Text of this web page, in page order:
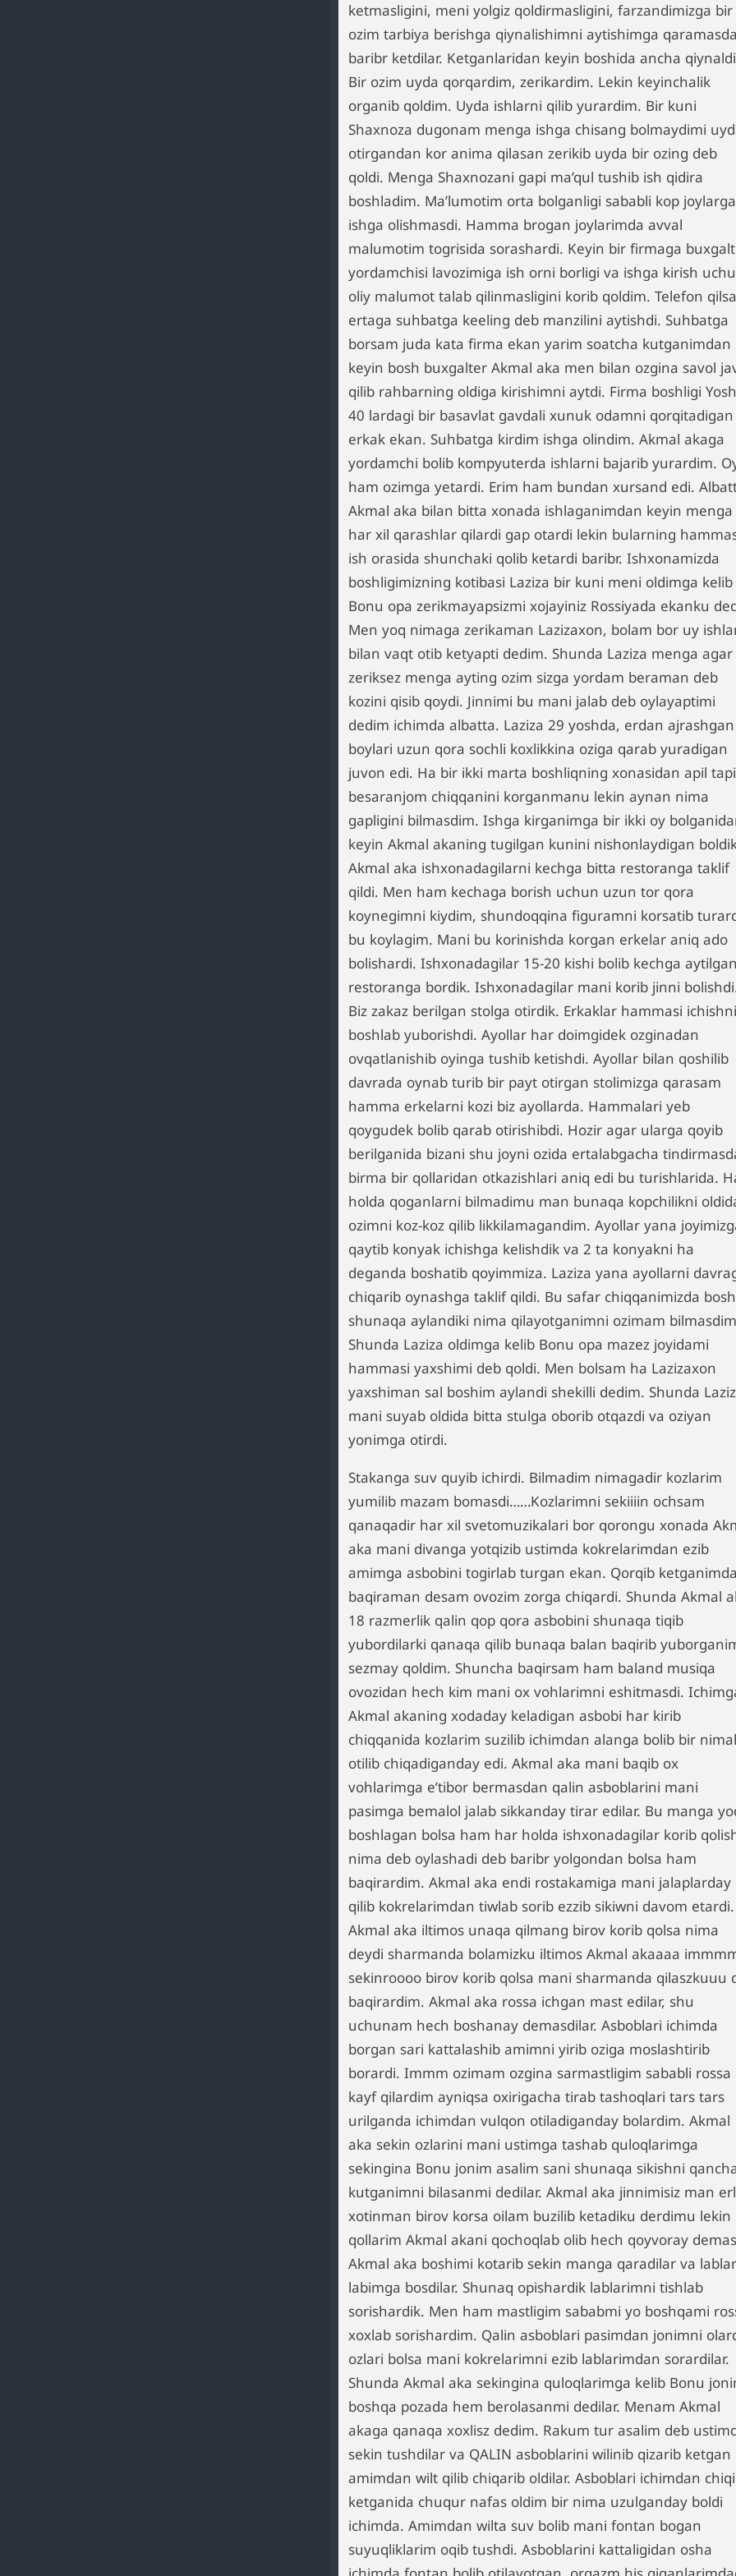
ketmasligini, meni yolgiz qoldirmasligini, farzandimizga bir
ozim tarbiya berishga qiynalishimni aytishimga
baribr ketdilar. Ketganlaridan keyin boshida ancha
Bir ozim uyda qorqardim, zerikardim. Lekin keyinchalik
organib qoldim. Uyda ishlarni qilib yurardim. Bir kuni
Shaxnoza dugonam menga ishga chisang bolmaydimi
otirgandan kor anima qilasan zerikib uyda bir ozing deb
qoldi. Menga Shaxnozani gapi ma’qul tushib ish qidira
boshladim. Ma’lumotim orta bolganligi sababli kop joylarga
ishga olishmasdi. Hamma brogan joylarimda avval
malumotim togrisida sorashardi. Keyin bir firmaga
yordamchisi lavozimiga ish orni borligi va ishga kirish
oliy malumot talab qilinmasligini korib qoldim. Telefon
ertaga suhbatga keeling deb manzilini aytishdi. Suhbatga
borsam juda kata firma ekan yarim soatcha kutganimdan
keyin bosh buxgalter Akmal aka men bilan ozgina savol
qilib rahbarning oldiga kirishimni aytdi. Firma boshligi
40 lardagi bir basavlat gavdali xunuk odamni qorqitadigan
erkak ekan. Suhbatga kirdim ishga olindim. Akmal akaga
yordamchi bolib kompyuterda ishlarni bajarib yurardim.
ham ozimga yetardi. Erim ham bundan xursand edi.
Akmal aka bilan bitta xonada ishlaganimdan keyin menga
har xil qarashlar qilardi gap otardi lekin bularning
ish orasida shunchaki qolib ketardi baribr. Ishxonamizda
boshligimizning kotibasi Laziza bir kuni meni oldimga kelib
Bonu opa zerikmayapsizmi xojayiniz Rossiyada ekanku
Men yoq nimaga zerikaman Lazizaxon, bolam bor uy
bilan vaqt otib ketyapti dedim. Shunda Laziza menga agar
zeriksez menga ayting ozim sizga yordam beraman deb
kozini qisib qoydi. Jinnimi bu mani jalab deb oylayaptimi
dedim ichimda albatta. Laziza 29 yoshda, erdan ajrashgan
boylari uzun qora sochli koxlikkina oziga qarab yuradigan
juvon edi. Ha bir ikki marta boshliqning xonasidan apil
besaranjom chiqqanini korganmanu lekin aynan nima
gapligini bilmasdim. Ishga kirganimga bir ikki oy
keyin Akmal akaning tugilgan kunini nishonlaydigan
Akmal aka ishxonadagilarni kechga bitta restoranga taklif
qildi. Men ham kechaga borish uchun uzun tor qora
koynegimni kiydim, shundoqqina figuramni korsatib
bu koylagim. Mani bu korinishda korgan erkelar aniq ado
bolishardi. Ishxonadagilar 15-20 kishi bolib kechga aytilgan
restoranga bordik. Ishxonadagilar mani korib jinni
Biz zakaz berilgan stolga otirdik. Erkaklar hammasi ichishni
boshlab yuborishdi. Ayollar har doimgidek ozginadan
ovqatlanishib oyinga tushib ketishdi. Ayollar bilan qoshilib
davrada oynab turib bir payt otirgan stolimizga qarasam
hamma erkelarni kozi biz ayollarda. Hammalari yeb
qoygudek bolib qarab otirishibdi. Hozir agar ularga qoyib
berilganida bizani shu joyni ozida ertalabgacha
birma bir qollaridan otkazishlari aniq edi bu turishlarida.
holda qoganlarni bilmadimu man bunaqa kopchilikni
ozimni koz-koz qilib likkilamagandim. Ayollar yana
qaytib konyak ichishga kelishdik va 2 ta konyakni ha
deganda boshatib qoyimmiza. Laziza yana ayollarni
chiqarib oynashga taklif qildi. Bu safar chiqqanimizda
shunaqa aylandiki nima qilayotganimni ozimam
Shunda Laziza oldimga kelib Bonu opa mazez joyidami
hammasi yaxshimi deb qoldi. Men bolsam ha Lazizaxon
yaxshiman sal boshim aylandi shekilli dedim. Shunda
mani suyab oldida bitta stulga oborib otqazdi va oziyan
yonimga otirdi.
Stakanga suv quyib ichirdi. Bilmadim nimagadir kozlarim
yumilib mazam bomasdi……Kozlarimni sekiiiin ochsam
qanaqadir har xil svetomuzikalari bor qorongu xonada
aka mani divanga yotqizib ustimda kokrelarimdan ezib
amimga asbobini togirlab turgan ekan. Qorqib
baqiraman desam ovozim zorga chiqardi. Shunda Akmal
18 razmerlik qalin qop qora asbobini shunaqa tiqib
yubordilarki qanaqa qilib bunaqa balan baqirib
sezmay qoldim. Shuncha baqirsam ham baland musiqa
ovozidan hech kim mani ox vohlarimni eshitmasdi.
Akmal akaning xodaday keladigan asbobi har kirib
chiqqanida kozlarim suzilib ichimdan alanga bolib bir
otilib chiqadiganday edi. Akmal aka mani baqib ox
vohlarimga e’tibor bermasdan qalin asboblarini mani
pasimga bemalol jalab sikkanday tirar edilar. Bu manga
boshlagan bolsa ham har holda ishxonadagilar korib
nima deb oylashadi deb baribr yolgondan bolsa ham
baqirardim. Akmal aka endi rostakamiga mani jalaplarday
qilib kokrelarimdan tiwlab sorib ezzib sikiwni davom etardi.
Akmal aka iltimos unaqa qilmang birov korib qolsa nima
deydi sharmanda bolamizku iltimos Akmal akaaaa
sekinroooo birov korib qolsa mani sharmanda qilaszkuuu
baqirardim. Akmal aka rossa ichgan mast edilar, shu
uchunam hech boshanay demasdilar. Asboblari ichimda
borgan sari kattalashib amimni yirib oziga moslashtirib
borardi. Immm ozimam ozgina sarmastligim sababli rossa
kayf qilardim ayniqsa oxirigacha tirab tashoqlari tars tars
urilganda ichimdan vulqon otiladiganday bolardim. Akmal
aka sekin ozlarini mani ustimga tashab quloqlarimga
sekingina Bonu jonim asalim sani shunaqa sikishni
kutganimni bilasanmi dedilar. Akmal aka jinnimisiz man
xotinman birov korsa oilam buzilib ketadiku derdimu lekin
qollarim Akmal akani qochoqlab olib hech qoyvoray
Akmal aka boshimi kotarib sekin manga qaradilar va
labimga bosdilar. Shunaq opishardik lablarimni tishlab
sorishardik. Men ham mastligim sababmi yo boshqami
xoxlab sorishardim. Qalin asboblari pasimdan jonimni
ozlari bolsa mani kokrelarimni ezib lablarimdan sorardilar.
Shunda Akmal aka sekingina quloqlarimga kelib Bonu
boshqa pozada hem berolasanmi dedilar. Menam Akmal
akaga qanaqa xoxlisz dedim. Rakum tur asalim deb
sekin tushdilar va QALIN asboblarini wilinib qizarib ketgan
amimdan wilt qilib chiqarib oldilar. Asboblari ichimdan
ketganida chuqur nafas oldim bir nima uzulganday boldi
ichimda. Amimdan wilta suv bolib mani fontan bogan
suyuqliklarim oqib tushdi. Asboblarini kattaligidan osha